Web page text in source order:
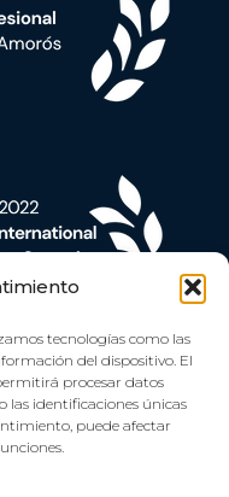
tecnologías como las
del dispositivo. El
procesar datos
identificaciones únicas
puede afectar